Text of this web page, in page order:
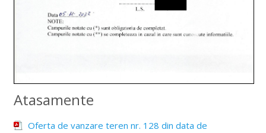
Atasamente
Oferta de vanzare teren nr. 128 din data de